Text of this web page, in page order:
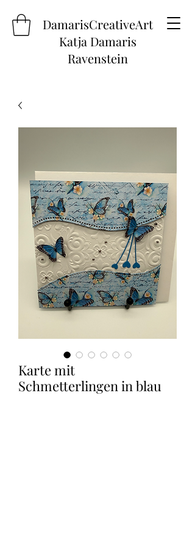
DamarisCreativeArt
Katja Damaris
Ravenstein
Karte mit
Schmetterlingen in blau